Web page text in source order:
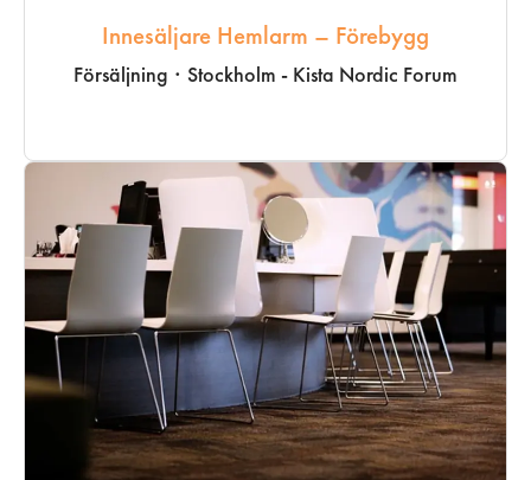
Innesäljare Hemlarm – Förebygg
Försäljning · Stockholm - Kista Nordic Forum